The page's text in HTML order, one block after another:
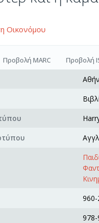
Οικονόμου
Προβολή MARC Προβολή